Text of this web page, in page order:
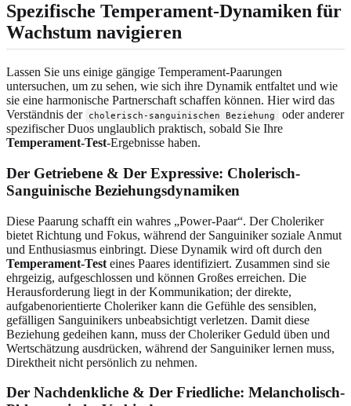
Spezifische Temperament-Dynamiken für
Wachstum navigieren
Lassen Sie uns einige gängige Temperament-Paarungen
untersuchen, um zu sehen, wie sich ihre Dynamik entfaltet und wie
sie eine harmonische Partnerschaft schaffen können. Hier wird das
Verständnis der
cholerisch-sanguinischen Beziehung
oder anderer
spezifischer Duos unglaublich praktisch, sobald Sie Ihre
Temperament-Test-Ergebnisse haben.
Der Getriebene & Der Expressive: Cholerisch-
Sanguinische Beziehungsdynamiken
Diese Paarung schafft ein wahres „Power-Paar“. Der Choleriker
bietet Richtung und Fokus, während der Sanguiniker soziale Anmut
und Enthusiasmus einbringt. Diese Dynamik wird oft durch den
Temperament-Test eines Paares identifiziert. Zusammen sind sie
ehrgeizig, aufgeschlossen und können Großes erreichen. Die
Herausforderung liegt in der Kommunikation; der direkte,
aufgabenorientierte Choleriker kann die Gefühle des sensiblen,
gefälligen Sanguinikers unbeabsichtigt verletzen. Damit diese
Beziehung gedeihen kann, muss der Choleriker Geduld üben und
Wertschätzung ausdrücken, während der Sanguiniker lernen muss,
Direktheit nicht persönlich zu nehmen.
Der Nachdenkliche & Der Friedliche: Melancholisch-